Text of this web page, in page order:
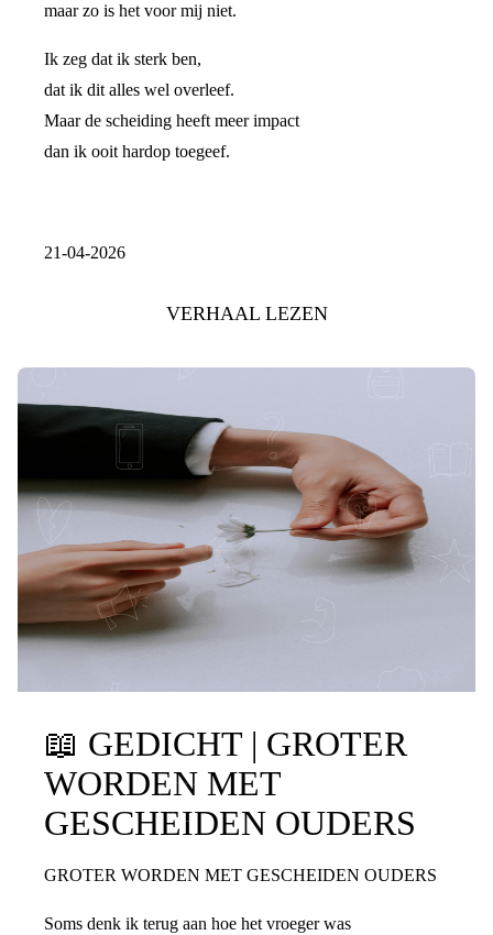
maar zo is het voor mij niet.
Ik zeg dat ik sterk ben,
dat ik dit alles wel overleef.
Maar de scheiding heeft meer impact
dan ik ooit hardop toegeef.
21-04-2026
VERHAAL LEZEN
📖 GEDICHT | GROTER
WORDEN MET
GESCHEIDEN OUDERS
GROTER WORDEN MET GESCHEIDEN OUDERS
Soms denk ik terug aan hoe het vroeger was